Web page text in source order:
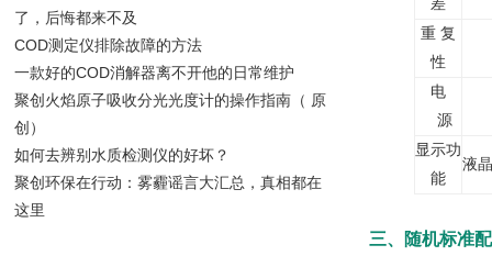
差
重 复
性
电
源
显示功
能
液
三、 随机标准
了，后悔都来不及
COD测定仪排除故障的方法
一款好的COD消解器离不开他的日常维护
聚创火焰原子吸收分光光度计的操作指南（ 原
创）
如何去辨别水质检测仪的好坏？
聚创环保在行动：雾霾谣言大汇总，真相都在
这里